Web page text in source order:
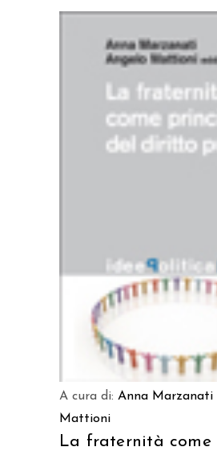
A cura di: Anna Marzanati
Mattioni
La fraternità come